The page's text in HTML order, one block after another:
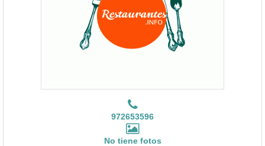
972653596
No tiene fotos